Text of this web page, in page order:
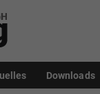
Downloads